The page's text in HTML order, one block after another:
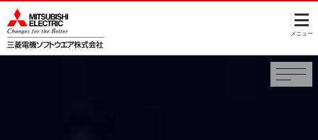
メニュー